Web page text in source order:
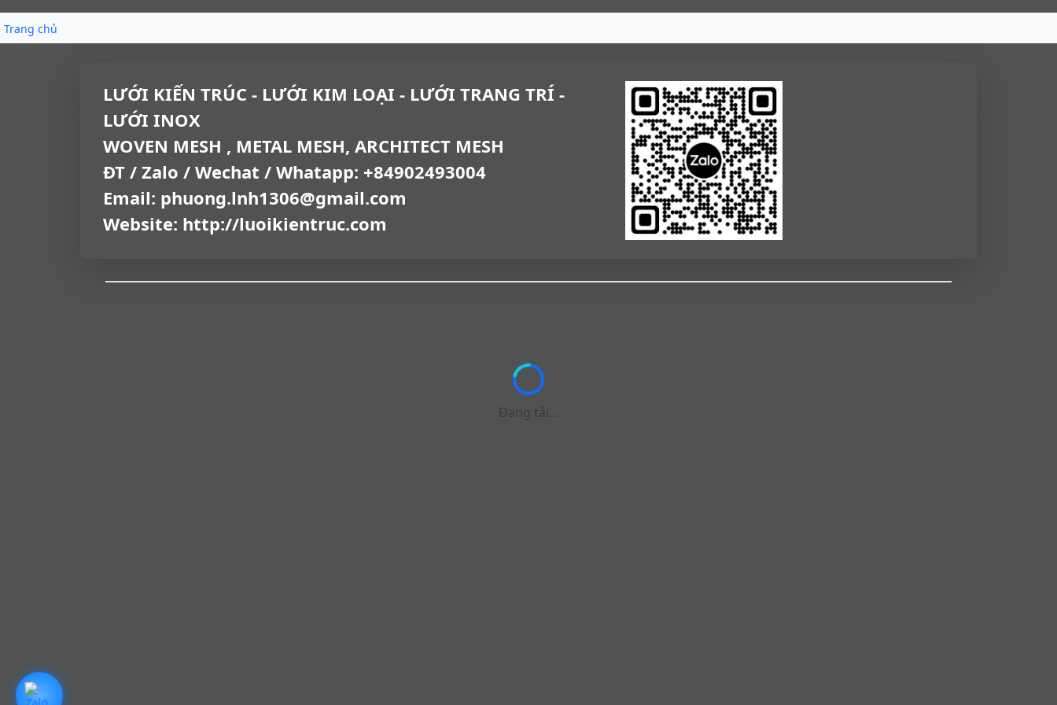
Trang chủ
LƯỚI KIẾN TRÚC - LƯỚI KIM LOẠI - LƯỚI TRANG TRÍ -
LƯỚI INOX
WOVEN MESH , METAL MESH, ARCHITECT MESH
ĐT / Zalo / Wechat / Whatapp: +84902493004
Email: phuong.lnh1306@gmail.com
Website: http://luoikientruc.com
Đang tải...